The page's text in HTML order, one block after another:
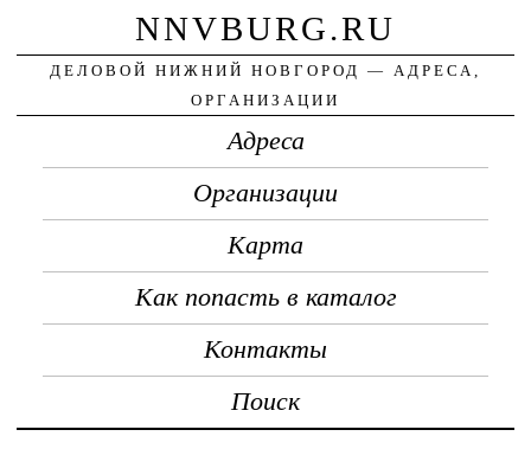
NNVBURG.RU
ДЕЛОВОЙ НИЖНИЙ НОВГОРОД — АДРЕСА,
ОРГАНИЗАЦИИ
Адреса
Организации
Карта
Как попасть в каталог
Контакты
Поиск